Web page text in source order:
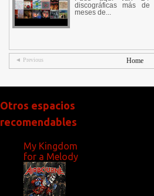
discográficas más
meses de...
◄ Previous Home
Otros espacios
recomendables
My Kingdom
for a Melody